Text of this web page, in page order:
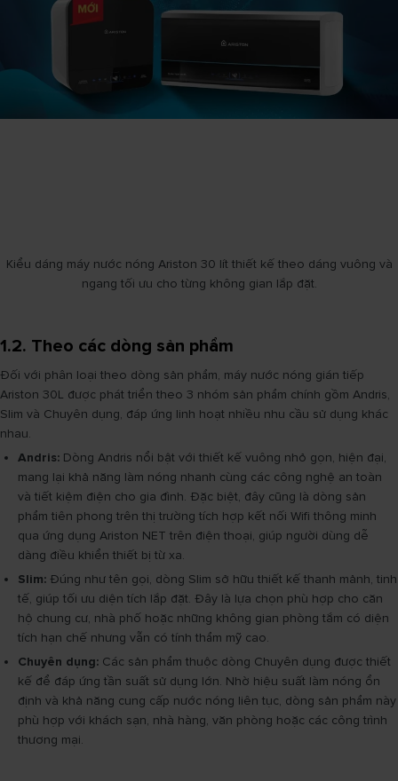
Kiểu dáng máy nước nóng Ariston 30 lít thiết kế theo dáng vuông và
ngang tối ưu cho từng không gian lắp đặt.
1.2. Theo các dòng sản phẩm
Đối với phân loại theo dòng sản phẩm, máy nước nóng gián tiếp
Ariston 30L được phát triển theo 3 nhóm sản phẩm chính gồm Andris,
Slim và Chuyên dụng, đáp ứng linh hoạt nhiều nhu cầu sử dụng khác
nhau.
Andris: Dòng Andris nổi bật với thiết kế vuông nhỏ gọn, hiện đại,
mang lại khả năng làm nóng nhanh cùng các công nghệ an toàn
và tiết kiệm điện cho gia đình. Đặc biệt, đây cũng là dòng sản
phẩm tiên phong trên thị trường tích hợp kết nối Wifi thông minh
qua ứng dụng Ariston NET trên điện thoại, giúp người dùng dễ
dàng điều khiển thiết bị từ xa.
Slim: Đúng như tên gọi, dòng Slim sở hữu thiết kế thanh mảnh, tinh
tế, giúp tối ưu diện tích lắp đặt. Đây là lựa chọn phù hợp cho căn
hộ chung cư, nhà phố hoặc những không gian phòng tắm có diện
tích hạn chế nhưng vẫn có tính thẩm mỹ cao.
Chuyên dụng: Các sản phẩm thuộc dòng Chuyên dụng được thiết
kế để đáp ứng tần suất sử dụng lớn. Nhờ hiệu suất làm nóng ổn
định và khả năng cung cấp nước nóng liên tục, dòng sản phẩm này
phù hợp với khách sạn, nhà hàng, văn phòng hoặc các công trình
thương mại.